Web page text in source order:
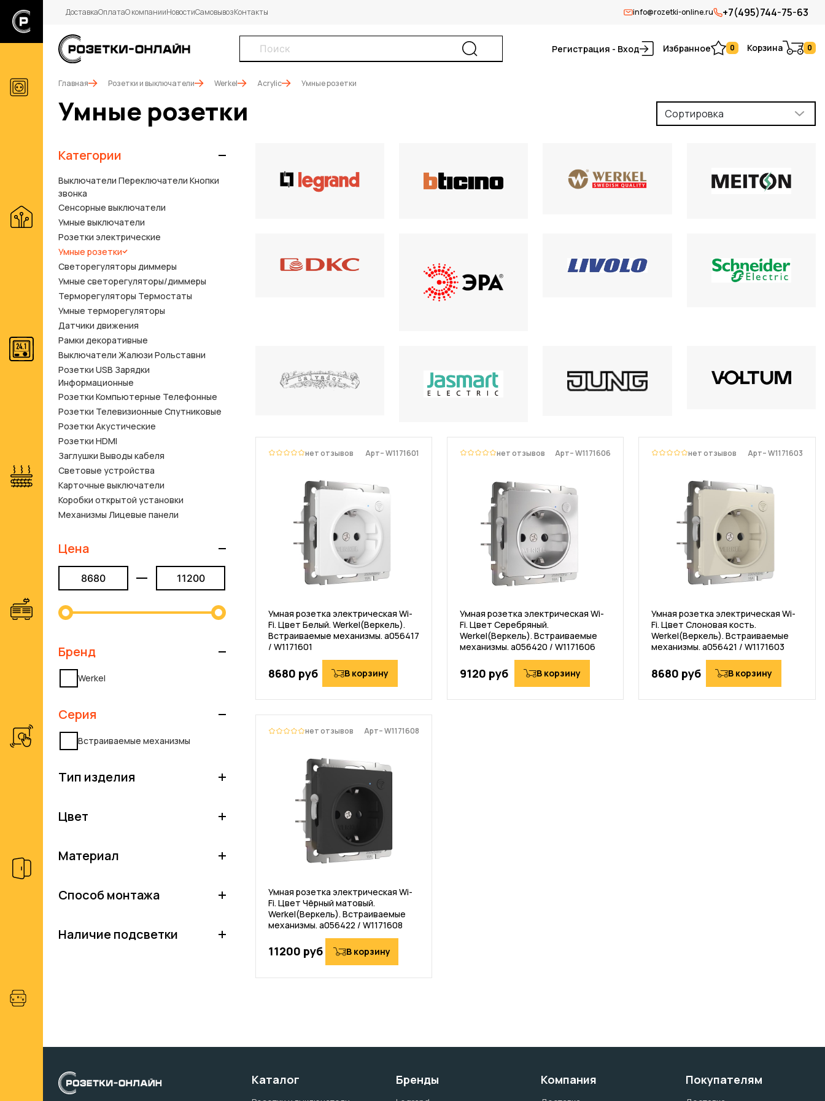
ДоставкаОплатаО компанииНовостиСамовывозКонтакты info@rozetki-online.ru +7(495)744-75-63
Регистрация - Вход Избранное 0 Корзина 0
Главная Розетки и выключатели Werkel Acrylic Умные розетки
Умные розетки Сортировка
Категории
Выключатели Переключатели Кнопки
звонка
Сенсорные выключатели
Умные выключатели
Розетки электрические
Умные розетки
Светорегуляторы диммеры
Умные светорегуляторы/диммеры
Терморегуляторы Термостаты
Умные терморегуляторы
Датчики движения
Рамки декоративные
Выключатели Жалюзи Рольставни
Розетки USB Зарядки
Информационные
Розетки Компьютерные Телефонные
Розетки Телевизионные Спутниковые
Розетки Акустические
Розетки HDMI
Заглушки Выводы кабеля
Световые устройства
Карточные выключатели
Коробки открытой установки
Механизмы Лицевые панели
Цена
Бренд
Werkel
Серия
Встраиваемые механизмы
Тип изделия
Цвет
Материал
Способ монтажа
Наличие подсветки
нет отзывов Арт– W1171601
Умная розетка электрическая Wi-
Fi. Цвет Белый. Werkel(Веркель).
Встраиваемые механизмы. a056417
/ W1171601
8680 руб В корзину
нет отзывов Арт– W1171606
Умная розетка электрическая Wi-
Fi. Цвет Серебряный.
Werkel(Веркель). Встраиваемые
механизмы. a056420 / W1171606
9120 руб В корзину
нет отзывов Арт– W1171603
Умная розетка электрическая Wi-
Fi. Цвет Слоновая кость.
Werkel(Веркель). Встраиваемые
механизмы. a056421 / W1171603
8680 руб В корзину
нет отзывов Арт– W1171608
Умная розетка электрическая Wi-
Fi. Цвет Чёрный матовый.
Werkel(Веркель). Встраиваемые
механизмы. a056422 / W1171608
11200 руб В корзину
Каталог Бренды Компания Покупателям